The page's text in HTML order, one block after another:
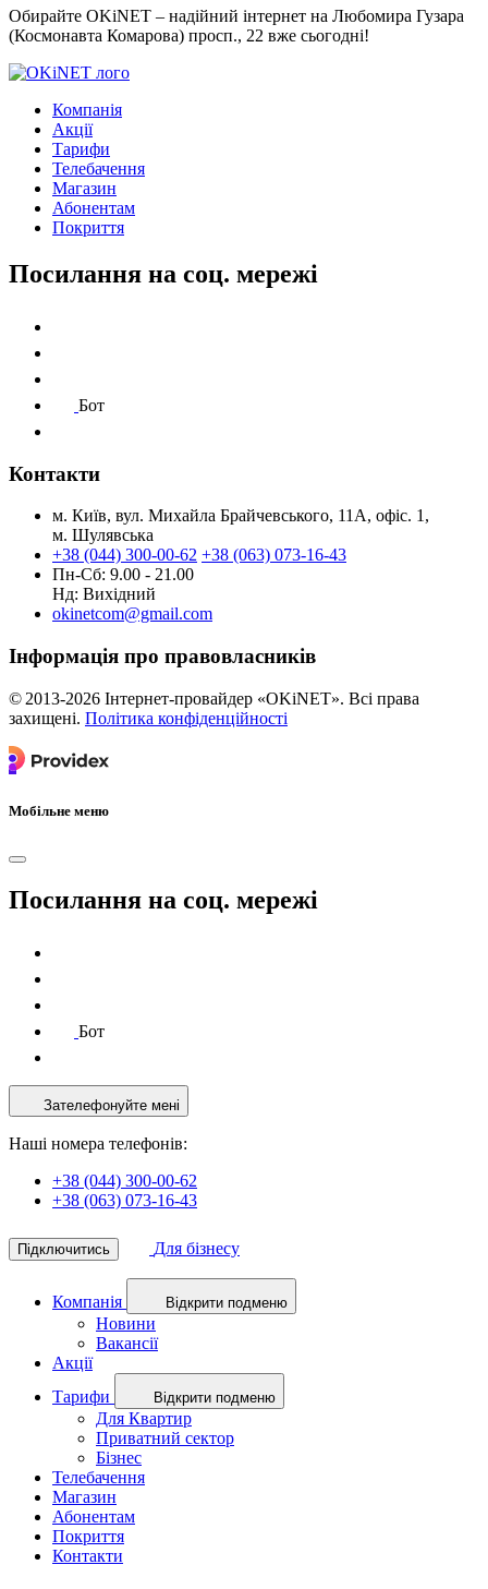
Обирайте OKiNET – надійний інтернет на Любомира Гузара
(Космонавта Комарова) просп., 22 вже сьогодні!
Компанія
Акції
Тарифи
Телебачення
Магазин
Абонентам
Покриття
Посилання на соц. мережі
Бот
Контакти
м. Київ, вул. Михайла Брайчевського, 11А, офіс. 1,
м. Шулявська
+38 (044) 300-00-62 +38 (063) 073-16-43
Пн-Сб: 9.00 - 21.00
Нд: Вихідний
okinetcom@gmail.com
Інформація про правовласників
© 2013-2026 Інтернет-провайдер «OKiNET». Всі права
захищені. Політика конфіденційності
Мобільне меню
Посилання на соц. мережі
Бот
Зателефонуйте мені
Наші номера телефонів:
+38 (044) 300-00-62
+38 (063) 073-16-43
Підключитись Для бізнесу
Компанія Відкрити подменю
Новини
Вакансії
Акції
Тарифи
Відкрити подменю
Для Квартир
Приватний сектор
Бізнес
Телебачення
Магазин
Абонентам
Покриття
Контакти